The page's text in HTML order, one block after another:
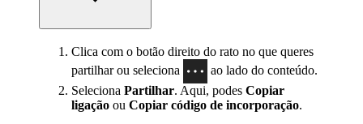
Clica com o botão direito do rato no que queres
partilhar ou seleciona
ao lado do conteúdo.
Seleciona Partilhar. Aqui, podes Copiar
ligação ou Copiar código de incorporação.